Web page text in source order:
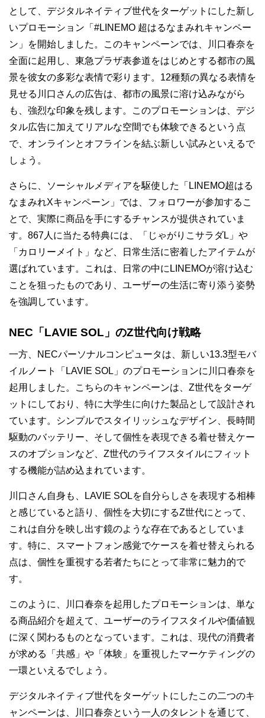
として、デジタルネイティブ世代をターゲットにした新し
いプロモーション「#LINEMO 超はるなまみれキャンペー
ン」を開始しました。このキャンペーンでは、川口春奈を
全面に起用し、東急プラザ表参道をはじめとする都市の風
景を彼女の多彩な表情で彩ります。12種類の異なる表情を
見せる川口さんの広告は、都市の風景に溶け込みながら
も、強烈な印象を残します。このプロモーションは、デジ
タル広告に加えてリアルな空間でも体験できるという点
で、オンラインとオフラインを結ぶ新しい試みといえるで
しょう。
さらに、ソーシャルメディアを駆使した「LINEMO超はる
なまみれXキャンペーン」では、フォロワーが参加するこ
とで、実際に商品を手にするチャンスが提供されていま
す。867人に当たる特典には、「じゃがりこサラダL」や
「カロリーメイト」など、日常生活に密着したアイテムが
選ばれています。これは、日常の中にLINEMOが溶け込む
ことを狙ったものであり、ユーザーの生活に寄り添う姿勢
を強調しています。
NEC「LAVIE SOL」のZ世代向け戦略
一方、NECパーソナルコンピュータは、新しい13.3型モバ
イルノート「LAVIE SOL」のプロモーションに川口春奈を
起用しました。こちらのキャンペーンは、Z世代をターゲ
ットにしており、特に大学生に向けた製品として設計され
ています。シンプルでスタイリッシュなデザイン、長時間
駆動のバッテリー、そして個性を表現できる着せ替えケー
スのオプションなど、Z世代のライフスタイルにフィット
する機能が詰め込まれています。
川口さん自身も、LAVIE SOLを自分らしさを表現する相棒
と感じていると語り、個性を大切にするZ世代にとって、
これは自分を映し出す鏡のような存在であるとしていま
す。特に、スマートフォン感覚でケースを着せ替えられる
点は、個性を重視する若者たちにとって非常に魅力的で
す。
このように、川口春奈を起用したプロモーションは、単な
る商品紹介を超えて、ユーザーのライフスタイルや価値観
に深く関わるものとなっています。これは、現代の消費者
が求める「共感」や「体験」を重視したマーケティングの
一環といえるでしょう。
デジタルネイティブ世代をターゲットにしたこの二つのキ
ャンペーンは、川口春奈という一人のタレントを通じて、